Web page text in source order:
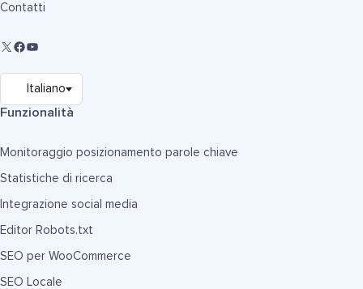
Contatti
Funzionalità
Monitoraggio posizionamento parole chiave
Statistiche di ricerca
Integrazione social media
Editor Robots.txt
SEO per WooCommerce
SEO Locale